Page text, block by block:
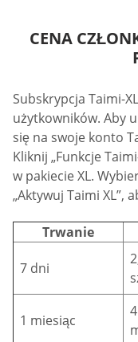
CENA
Subskrypcja Taimi-
użytkowników. Aby
się na swoje konto
Kliknij „Funkcje
w pakiecie XL.
„Aktywuj Taimi XL”,
Trwanie
7 dni
1 miesiąc